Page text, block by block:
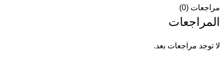
مراجعات (0)
المراجعات
لا توجد مراجعات بعد.